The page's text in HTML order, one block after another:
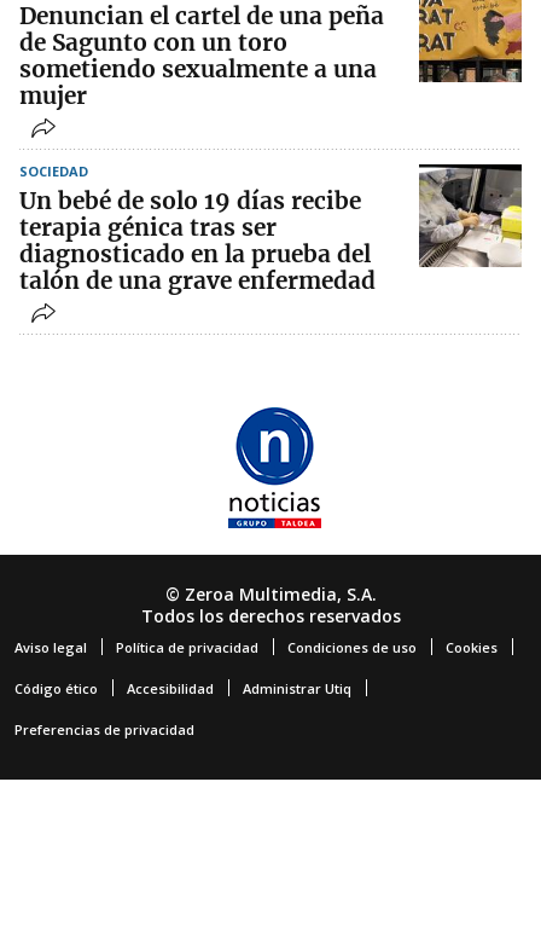
Denuncian el cartel de una peña
de Sagunto con un toro
sometiendo sexualmente a una
mujer
SOCIEDAD
Un bebé de solo 19 días recibe
terapia génica tras ser
diagnosticado en la prueba del
talón de una grave enfermedad
© Zeroa Multimedia, S.A.
Todos los derechos reservados
Aviso legal Política de privacidad Condiciones de uso Cookies
Código ético Accesibilidad Administrar Utiq
Preferencias de privacidad